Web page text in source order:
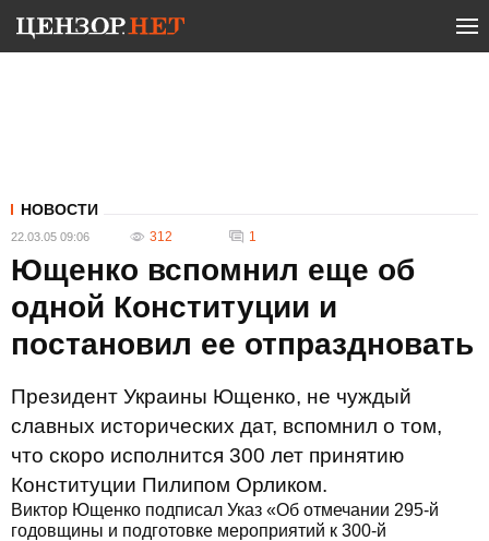
НОВОСТИ
22.03.05 09:06 312 1
Ющенко вспомнил еще об
одной Конституции и
постановил ее отпраздновать
Президент Украины Ющенко, не чуждый
славных исторических дат, вспомнил о том,
что скоро исполнится 300 лет принятию
Конституции Пилипом Орликом.
Виктор Ющенко подписал Указ «Об отмечании 295-й
годовщины и подготовке мероприятий к 300-й